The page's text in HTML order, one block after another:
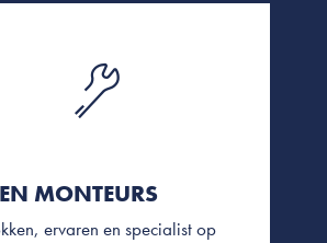
MONTEURS
ervaren en specialist op